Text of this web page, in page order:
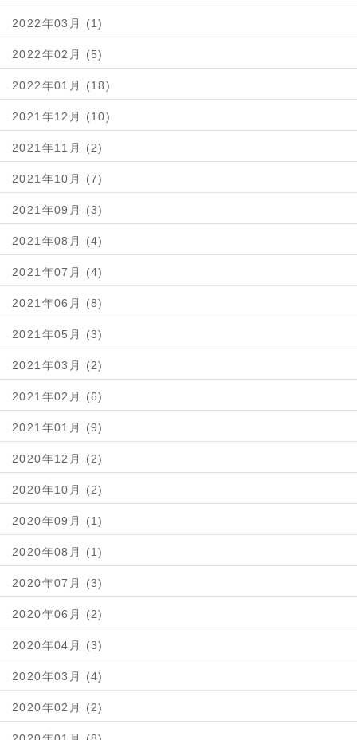
2022年03月 (1)
2022年02月 (5)
2022年01月 (18)
2021年12月 (10)
2021年11月 (2)
2021年10月 (7)
2021年09月 (3)
2021年08月 (4)
2021年07月 (4)
2021年06月 (8)
2021年05月 (3)
2021年03月 (2)
2021年02月 (6)
2021年01月 (9)
2020年12月 (2)
2020年10月 (2)
2020年09月 (1)
2020年08月 (1)
2020年07月 (3)
2020年06月 (2)
2020年04月 (3)
2020年03月 (4)
2020年02月 (2)